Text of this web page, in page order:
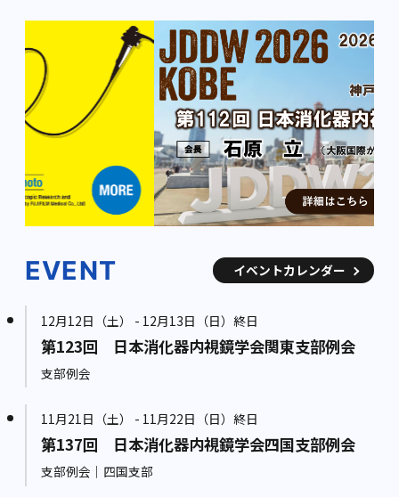
EVENT イベントカレンダー
12月12日（土） - 12月13日（日）終日
第123回 日本消化器内視鏡学会関東支部例会
支部例会
11月21日（土） - 11月22日（日）終日
第137回 日本消化器内視鏡学会四国支部例会
支部例会｜四国支部